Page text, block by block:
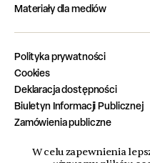
Materiały dla mediów
Polityka prywatności
Cookies
Deklaracja dostępności
Biuletyn Informacji Publicznej
Zamówienia publiczne
Oferty pracy
W celu zapewnienia